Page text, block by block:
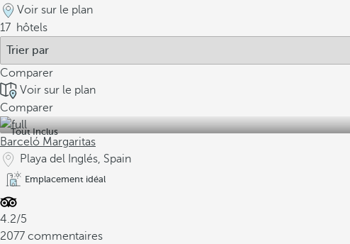
Voir sur le plan
17 hôtels
Comparer
Voir sur le plan
Comparer
Tout Inclus
Barceló Margaritas
Playa del Inglés, Spain
Emplacement idéal
4.2/5
2077 commentaires